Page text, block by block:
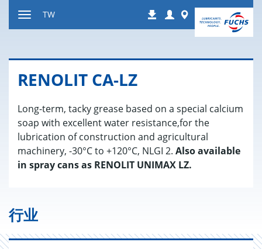
藏
航
下
载
Login Worldwide
TW
RENOLIT CA-LZ
Long-term, tacky grease based on a special calcium
soap with excellent water resistance,for the
lubrication of construction and agricultural
machinery, -30°C to +120°C, NLGI 2. Also available
in spray cans as RENOLIT UNIMAX LZ.
行业